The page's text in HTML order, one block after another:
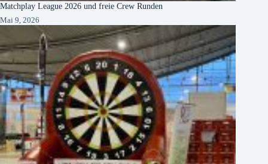
Matchplay League 2026 und freie Crew Runden
Mai 9, 2026